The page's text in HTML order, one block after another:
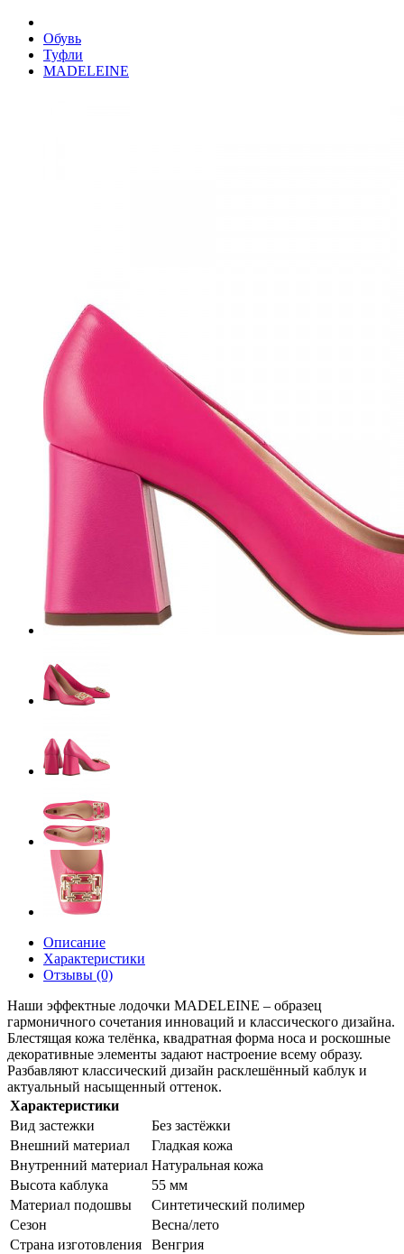
Обувь
Туфли
MADELEINE
Описание
Характеристики
Отзывы (0)
Наши эффектные лодочки MADELEINE – образец
гармоничного сочетания инноваций и классического дизайна.
Блестящая кожа телёнка, квадратная форма носа и роскошные
декоративные элементы задают настроение всему образу.
Разбавляют классический дизайн расклешённый каблук и
актуальный насыщенный оттенок.
Характеристики
Вид застежки
Без застёжки
Внешний материал
Гладкая кожа
Внутренний материал Натуральная кожа
Высота каблука
55 мм
Материал подошвы
Синтетический полимер
Сезон
Весна/лето
Страна изготовления
Венгрия